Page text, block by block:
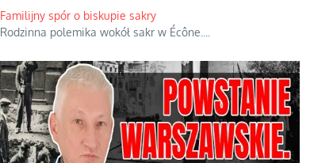
Familijny spór o biskupie sakry
Rodzinna polemika wokół sakr w Écône.